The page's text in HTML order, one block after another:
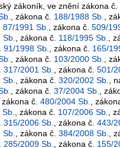
zákoník, ve znění zákona č.
, zákona č. 188/1988 Sb.
,
87/1991 Sb. , zákona č. 509/
, zákona č. 118/1995 Sb.
,
91/1998 Sb. , zákona č. 165/
, zákona č. 103/2000 Sb.
,
317/2001 Sb. , zákona č. 501/
, zákona č. 320/2002 Sb.
,
, zákona č. 37/2004 Sb.
,
, zákona č. 480/2004 Sb.
,
, zákona č. 107/2006 Sb.
,
315/2006 Sb. , zákona č. 443/
, zákona č. 384/2008 Sb.
,
285/2009 Sb. , zákona č. 155/